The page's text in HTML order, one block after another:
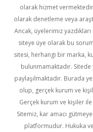
olarak hizmet
olarak denetleme veya
Ancak, üyelerimiz
siteye üye olarak bu
sitesi, herhangi bir marka,
bulunmamaktadır. Sitede
paylaşılmaktadır. Burada
olup, gerçek kurum ve
Gerçek kurum ve kişiler
Sitemiz, kar amacı
platformudur. Hukuka